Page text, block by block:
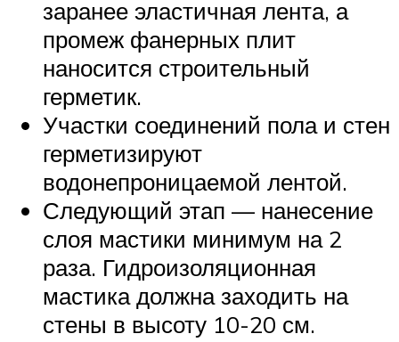
заранее эластичная лента, а
промеж фанерных плит
наносится строительный
герметик.
Участки соединений пола и стен
герметизируют
водонепроницаемой лентой.
Следующий этап — нанесение
слоя мастики минимум на 2
раза. Гидроизоляционная
мастика должна заходить на
стены в высоту 10-20 см.